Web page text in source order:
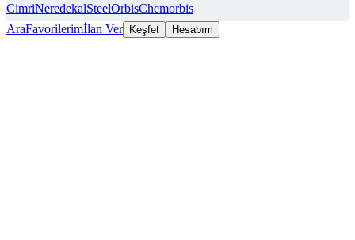
CimriNeredekalSteelOrbisChemorbis
AraFavorilerimİlan Ver Keşfet Hesabım